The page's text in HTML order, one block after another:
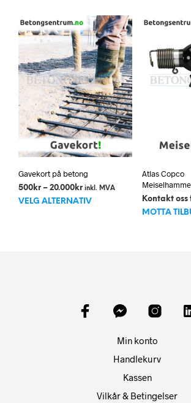
flere
varianter.
Alternativene
kan
velges
på
produktsiden
Gavekort på betong
500 kr – 20.000 krPrisområde:
500kr
inkl. MVA
VELG ALTERNATIV
Dette
produktet
produktsiden
Atlas Copco
Kontakt
MOTTA
Min konto
Handlekurv
Kassen
Vilkår & Betingelser